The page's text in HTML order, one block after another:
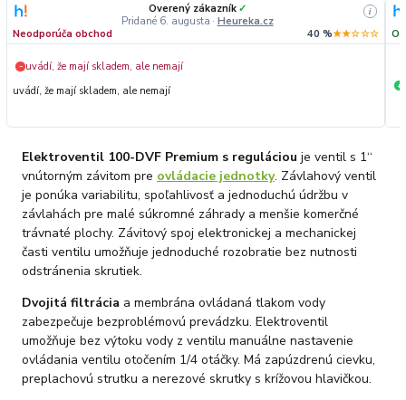
Overený zákazník ✓
Pridané 6. augusta · Heureka.cz
i
Neodporúča obchod 40 %★★☆☆☆
− uvádí, že mají skladem, ale nemají
uvádí, že mají skladem, ale nemají
+
Elektroventil 100-DVF Premium s reguláciou je ventil s 1‘‘
vnútorným závitom pre ovládacie jednotky. Závlahový ventil
je ponúka variabilitu, spoľahlivosť a jednoduchú údržbu v
závlahách pre malé súkromné záhrady a menšie komerčné
trávnaté plochy. Závitový spoj elektronickej a mechanickej
časti ventilu umožňuje jednoduché rozobratie bez nutnosti
odstránenia skrutiek.
Dvojitá filtrácia a membrána ovládaná tlakom vody
zabezpečuje bezproblémovú prevádzku. Elektroventil
umožňuje bez výtoku vody z ventilu manuálne nastavenie
ovládania ventilu otočením 1/4 otáčky. Má zapúzdrenú cievku,
preplachovú strutku a nerezové skrutky s krížovou hlavičkou.